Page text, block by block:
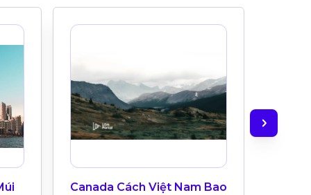
Canada Cách Việt Nam Bao